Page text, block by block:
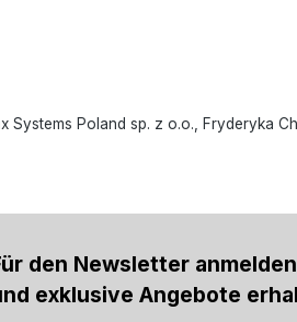
Systems Poland sp. z o.o., Fryderyka
den Newsletter anmelden
exklusive Angebote